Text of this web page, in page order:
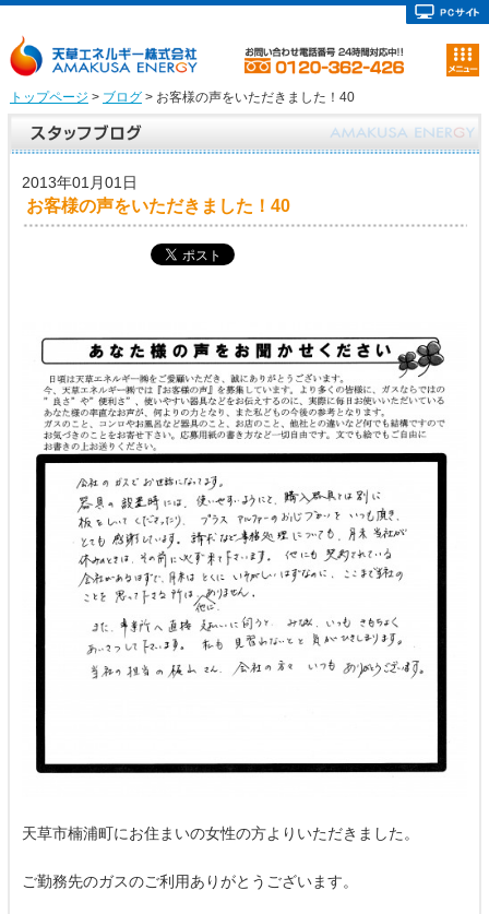
トップページ > ブログ> お客様の声をいただきました！40
2013年01月01日
お客様の声をいただきました！40
天草市楠浦町にお住まいの女性の方よりいただきました。
ご勤務先のガスのご利用ありがとうございます。